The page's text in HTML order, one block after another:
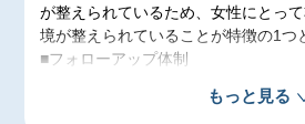
が整えられているため、女性にとっ
境が整えられていることが特徴の1つ
■フォローアップ体制
を実施することで、昇給や評価、キ
もっと見る